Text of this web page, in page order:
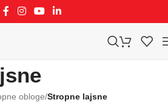
obloge/Stropne lajsne